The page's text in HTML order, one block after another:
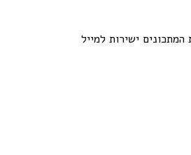
ישירות למייל